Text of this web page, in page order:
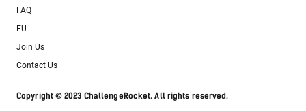
FAQ
EU
Join Us
Contact Us
Copyright © 2023 ChallengeRocket. All rights reserved.